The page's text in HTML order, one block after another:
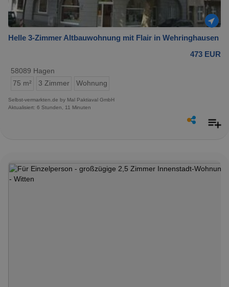
Helle 3-Zimmer Altbauwohnung mit Flair in Wehringhausen
473 EUR
58089 Hagen
75 m²
3 Zimmer Wohnung
Selbst-vermarkten.de by Mal Paktiaval GmbH
Aktualisiert: 6 Stunden, 11 Minuten